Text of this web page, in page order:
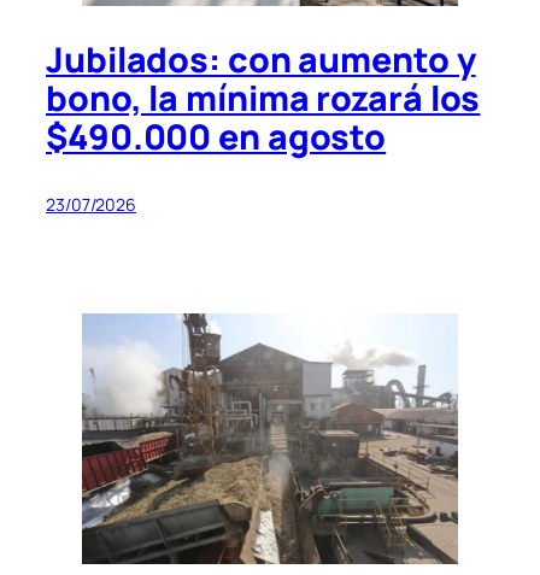
Jubilados: con aumento y
bono, la mínima rozará los
$490.000 en agosto
23/07/2026